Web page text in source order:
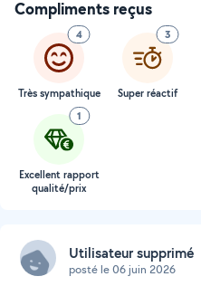
Compliments reçus
4
Très sympathique
3
Super réactif
1
Excellent rapport
qualité/prix
Utilisateur supprimé
posté le 06 juin 2026